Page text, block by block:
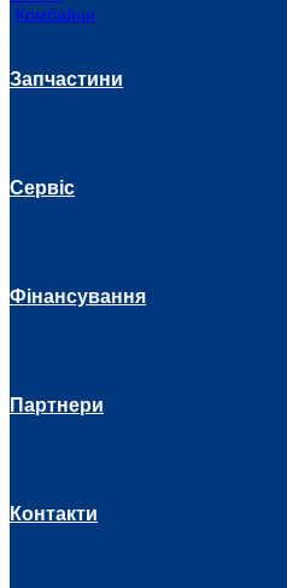
Комбайни
Запчастини
Сервіс
Фінансування
Партнери
Контакти